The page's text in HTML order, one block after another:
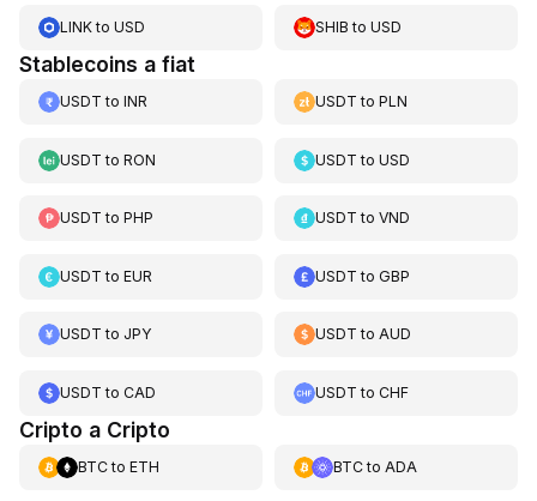
LINKto USD SHIB toUSD
Stablecoins a fiat
USDT to INR USDT toPLN
USDT to RON USDT toUSD
USDT to PHP USDT toVND
USDT to EUR USDT toGBP
USDT to JPY USDT toAUD
USDT to CAD USDT toCHF
Cripto a Cripto
BTCto ETH BTCto ADA